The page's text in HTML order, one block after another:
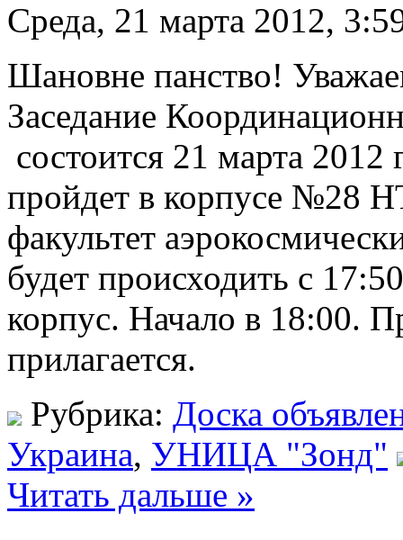
Среда, 21 марта 2012,
Шановне панство!
Заседание
состоится 21 марта 2012
пройдет в корпусе №28
факультет
будет происходить с
корпус. Начало в 18:00.
прилагается.
Рубрика: Доска
Украина, УНИЦА "Зонд"
Читать дальше »